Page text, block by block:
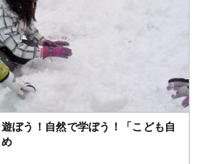
ぼう！自然で学ぼう！「こども自